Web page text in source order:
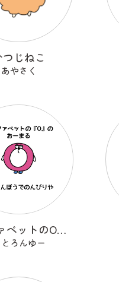
つじねこ
あやさく
アルファベットのOのおーまる
とろんゆー